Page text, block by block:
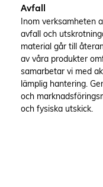
Avfall
Inom verksamheten
avfall och
material går till
av våra produkter
samarbetar vi med
lämplig hantering.
och
och fysiska utskick.